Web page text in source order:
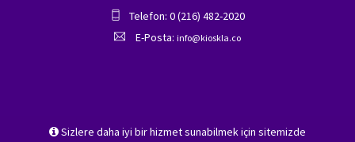
Sizlere daha iyi bir hizmet sunabilmek için sitemizde
Telefon: 0 (216) 482-2020
E-Posta: info@kioskla.co